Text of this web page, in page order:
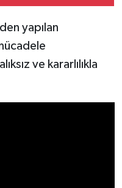
yapılan
ve kararlılıkla